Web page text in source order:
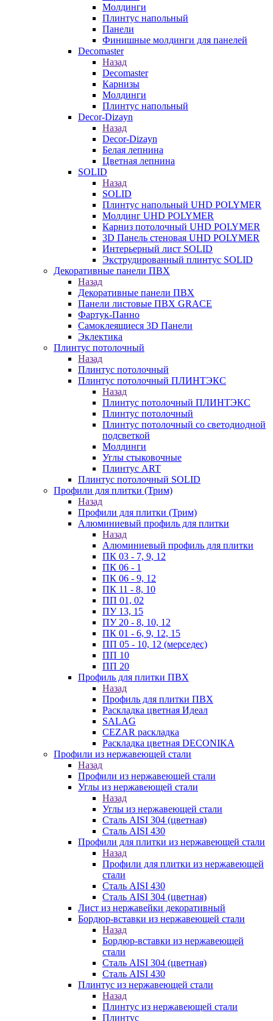
Молдинги
Плинтус напольный
Панели
Финишные молдинги для панелей
Decomaster
Назад
Decomaster
Карнизы
Молдинги
Плинтус напольный
Decor-Dizayn
Назад
Decor-Dizayn
Белая лепнина
Цветная лепнина
SOLID
Назад
SOLID
Плинтус напольный UHD POLYMER
Молдинг UHD POLYMER
Карниз потолочный UHD POLYMER
3D Панель стеновая UHD POLYMER
Интерьерный лист SOLID
Экструдированный плинтус SOLID
Декоративные панели ПВХ
Назад
Декоративные панели ПВХ
Панели листовые ПВХ GRACE
Фартук-Панно
Самоклеящиеся 3D Панели
Эклектика
Плинтус потолочный
Назад
Плинтус потолочный
Плинтус потолочный ПЛИНТЭКС
Назад
Плинтус потолочный ПЛИНТЭКС
Плинтус потолочный
Плинтус потолочный со светодиодной
подсветкой
Молдинги
Углы стыковочные
Плинтус ART
Плинтус потолочный SOLID
Профили для плитки (Трим)
Назад
Профили для плитки (Трим)
Алюминиевый профиль для плитки
Назад
Алюминиевый профиль для плитки
ПК 03 - 7, 9, 12
ПК 06 - 1
ПК 06 - 9, 12
ПК 11 - 8, 10
ПП 01, 02
ПУ 13, 15
ПУ 20 - 8, 10, 12
ПК 01 - 6, 9, 12, 15
ПП 05 - 10, 12 (мерседес)
ПП 10
ПП 20
Профиль для плитки ПВХ
Назад
Профиль для плитки ПВХ
Раскладка цветная Идеал
SALAG
CEZAR раскладка
Раскладка цветная DECONIKA
Профили из нержавеющей стали
Назад
Профили из нержавеющей стали
Углы из нержавеющей стали
Назад
Углы из нержавеющей стали
Сталь AISI 304 (цветная)
Сталь AISI 430
Профили для плитки из нержавеющей стали
Назад
Профили для плитки из нержавеющей
стали
Сталь AISI 430
Сталь AISI 304 (цветная)
Лист из нержавейки декоративный
Бордюр-вставки из нержавеющей стали
Назад
Бордюр-вставки из нержавеющей
стали
Сталь AISI 304 (цветная)
Сталь AISI 430
Плинтус из нержавеющей стали
Назад
Плинтус из нержавеющей стали
Плинтус